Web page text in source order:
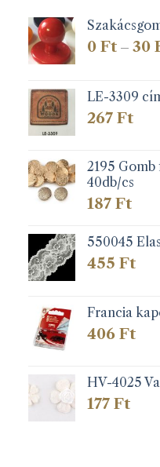
0 Ft – 30
LE-3309
267 Ft
2195 Gomb
40db/cs
187 Ft
550045
455 Ft
Francia
406 Ft
HV-4025
177 Ft